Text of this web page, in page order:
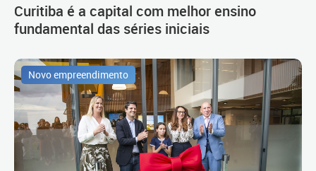
Curitiba é a capital com melhor ensino
fundamental das séries iniciais
Novo empreendimento